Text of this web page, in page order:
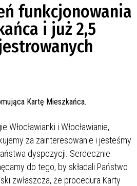
funkcjonowania
i już 2,5
Włocławianki i Włocławianie,
za zainteresowanie i jesteśmy
dyspozycji. Serdecznie
do tego, by składali Państwo
zwłaszcza, że procedura Karty